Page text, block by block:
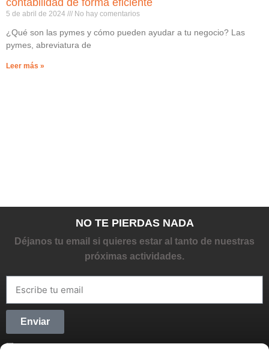
contabilidad de forma eficiente
5 de abril de 2024 No hay comentarios
¿Qué son las pymes y cómo pueden ayudar a tu negocio? Las
pymes, abreviatura de
Leer más »
NO TE PIERDAS NADA
Déjanos tu email si quieres estar al tanto de nuestras
próximas actividades.
Enviar